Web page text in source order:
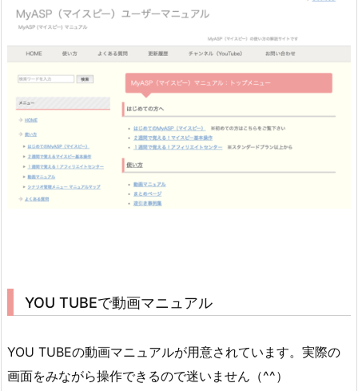
YOU TUBEで動画マニュアル
YOU TUBEの動画マニュアルが用意されています。実際の
画面をみながら操作できるので迷いません（^^）